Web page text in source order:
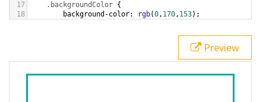
17
.backgroundColor {
18
background-color: rgb(0, 170, 153);
bottom ,
white, rgb(0,170,153));
Preview